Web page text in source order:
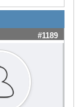
#1189